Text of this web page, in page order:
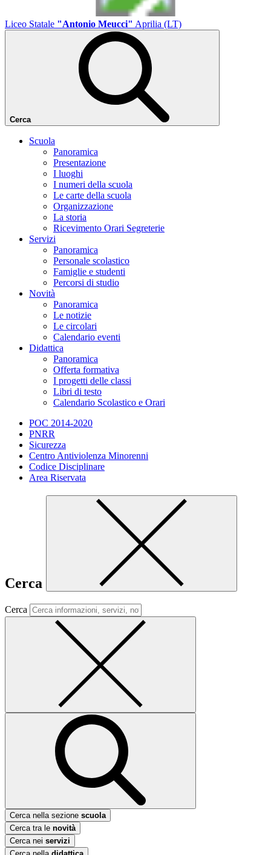
Liceo Statale "Antonio Meucci" Aprilia (LT)
Cerca
Scuola
Panoramica
Presentazione
I luoghi
I numeri della scuola
Le carte della scuola
Organizzazione
La storia
Ricevimento Orari Segreterie
Servizi
Panoramica
Personale scolastico
Famiglie e studenti
Percorsi di studio
Novità
Panoramica
Le notizie
Le circolari
Calendario eventi
Didattica
Panoramica
Offerta formativa
I progetti delle classi
Libri di testo
Calendario Scolastico e Orari
POC 2014-2020
PNRR
Sicurezza
Centro Antiviolenza Minorenni
Codice Disciplinare
Area Riservata
Cerca
Cerca
Cerca nella sezione scuola
Cerca tra le novità
Cerca nei servizi